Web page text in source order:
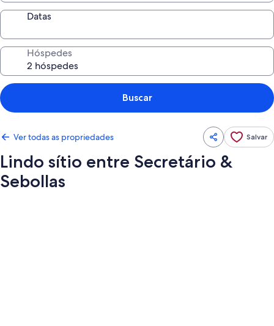
Datas
Hóspedes
Buscar
Ver todas as propriedades Salvar
Lindo sítio entre Secretário &
Sebollas